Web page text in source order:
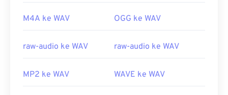
M4A ke WAV OGG ke WAV
raw-audio ke WAV raw-audio ke WAV
MP2 ke WAV WAVE ke WAV